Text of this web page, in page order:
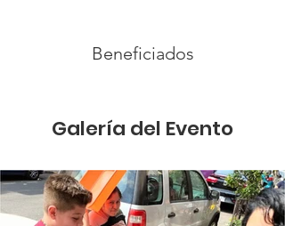
Beneficiados
Galería del Evento